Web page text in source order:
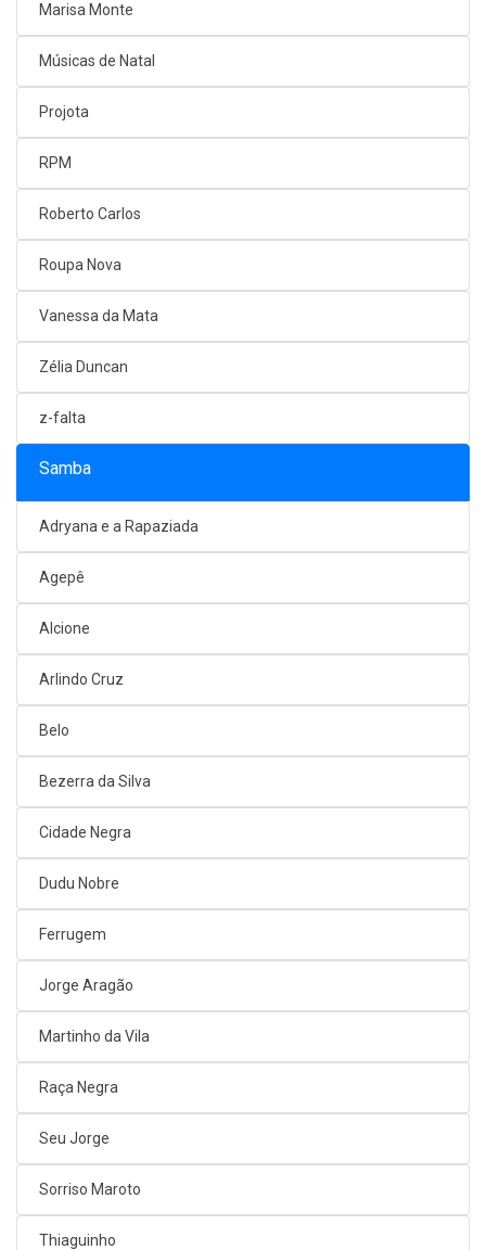
Marisa Monte
Músicas de Natal
Projota
RPM
Roberto Carlos
Roupa Nova
Vanessa da Mata
Zélia Duncan
z-falta
Samba
Adryana e a Rapaziada
Agepê
Alcione
Arlindo Cruz
Belo
Bezerra da Silva
Cidade Negra
Dudu Nobre
Ferrugem
Jorge Aragão
Martinho da Vila
Raça Negra
Seu Jorge
Sorriso Maroto
Thiaguinho